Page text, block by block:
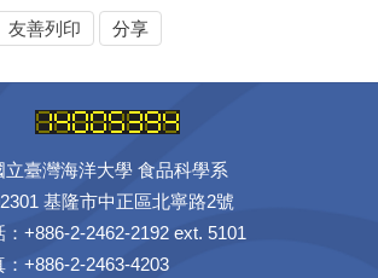
友善列印 分享
立臺灣海洋大學 食品科學系
基隆市中正區北寧路2號
：+886-2-2462-2192 ext. 5101
：+886-2-2463-4203